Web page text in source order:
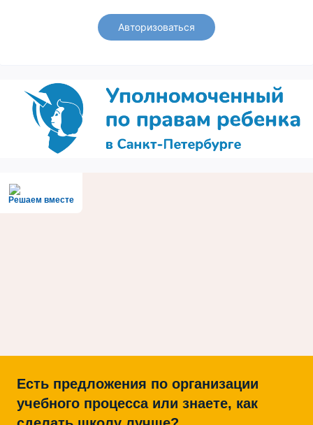
Авторизоваться
Решаем вместе
Есть предложения по организации
учебного процесса или знаете, как